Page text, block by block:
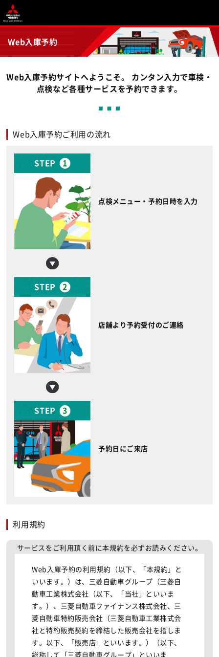
Web入庫予約
Web入庫予約サイトへようこそ。 カンタン入力で車検・
点検など各種サービスを予約できます。
Web入庫予約ご利用の流れ
STEP 1
点検メニュー・予約日時を入力
STEP 2
店舗より予約受付のご連絡
STEP 3
予約日にご来店
利用規約
サービスをご利用頂く前に本規約を必ずお読みください。
Web入庫予約の利用規約（以下、「本規約」と
いいます。）は、三菱自動車グループ（三菱自
動車工業株式会社（以下、「当社」といいま
す。）、三菱自動車ファイナンス株式会社、三
菱自動車特約販売会社（三菱自動車工業株式会
社と特約販売契約を締結した販売会社を指しま
す。以下、「販売店」といいます。）（以下、
総称して「三菱自動車グループ」といいま